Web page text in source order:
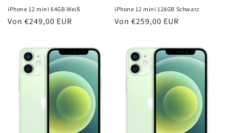
iPhone 12 mini 64GB Weiß
Normaler
Von €249,00 EUR
iPhone 12 mini 128GB Schwarz
Normaler
Von €259,00 EUR